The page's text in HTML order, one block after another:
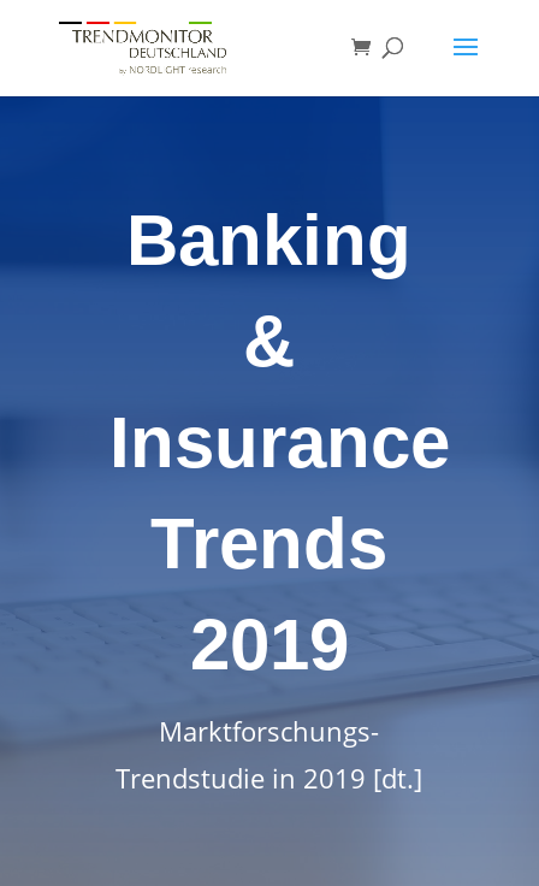
Banking
&
Insurance
Trends
2019
Marktforschungs-
Trendstudie in 2019 [dt.]